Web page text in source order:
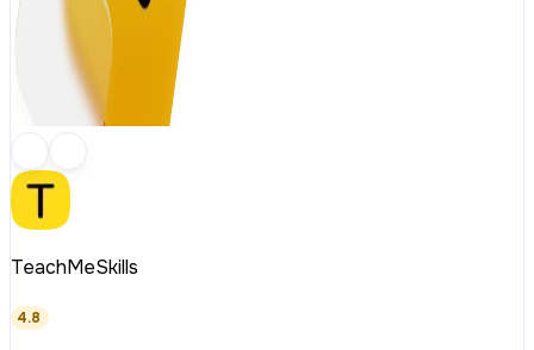
TeachMeSkills
4.8